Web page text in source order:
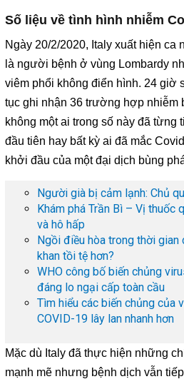
Số liệu về tình hình nhiễm
Ngày 20/2/2020, Italy xuất hiện ca
là người bệnh ở vùng Lombardy
viêm phổi không điển hình. 24 giờ
tục ghi nhận 36 trường hợp nhiễm
không một ai trong số này đã
đầu tiên hay bất kỳ ai đã mắc
khởi đầu của một đại dịch bùng
Người già bị cảm lạnh: Chủ
Khám phá Trần Bì – Vị thuốc
và hô hấp
Ngồi điều hòa trong thời gian
khan tồi tệ hơn?
WHO công bố biến chủng
đáng lo ngại cấp toàn cầu
Tìm hiểu các biến chủng của
COVID-19 lây lan nhanh hơn
Mặc dù Italy đã thực hiện những
mạnh mẽ nhưng bệnh dịch vẫn